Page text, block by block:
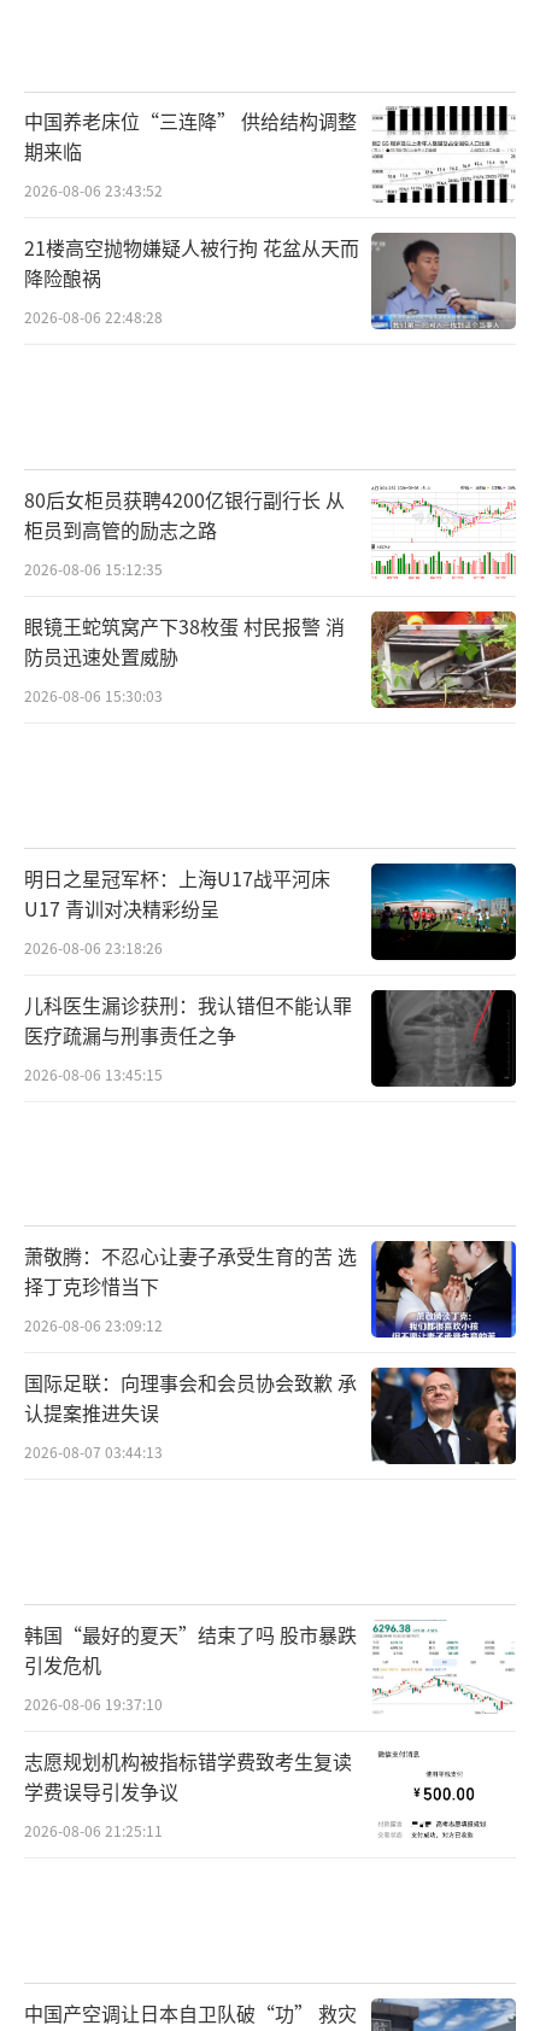
中国养老床位“三连降” 供给结构调整
期来临
2026-08-06 23:43:52
21楼高空抛物嫌疑人被行拘 花盆从天而
降险酿祸
2026-08-06 22:48:28
80后女柜员获聘4200亿银行副行长 从
柜员到高管的励志之路
2026-08-06 15:12:35
眼镜王蛇筑窝产下38枚蛋 村民报警 消
防员迅速处置威胁
2026-08-06 15:30:03
明日之星冠军杯：上海U17战平河床
U17 青训对决精彩纷呈
2026-08-06 23:18:26
儿科医生漏诊获刑：我认错但不能认罪
医疗疏漏与刑事责任之争
2026-08-06 13:45:15
萧敬腾：不忍心让妻子承受生育的苦 选
择丁克珍惜当下
2026-08-06 23:09:12
国际足联：向理事会和会员协会致歉 承
认提案推进失误
2026-08-07 03:44:13
韩国“最好的夏天”结束了吗 股市暴跌
引发危机
2026-08-06 19:37:10
志愿规划机构被指标错学费致考生复读
学费误导引发争议
2026-08-06 21:25:11
中国产空调让日本自卫队破“功” 救灾